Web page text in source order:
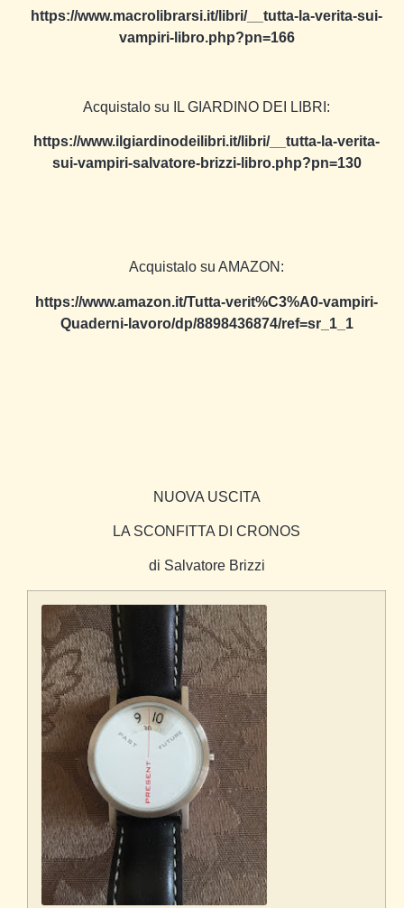
https://www.macrolibrarsi.it/libri/__tutta-la-verita-sui-
vampiri-libro.php?pn=166
Acquistalo su IL GIARDINO DEI LIBRI:
https://www.ilgiardinodeilibri.it/libri/__tutta-la-verita-
sui-vampiri-salvatore-brizzi-libro.php?pn=130
Acquistalo su AMAZON:
https://www.amazon.it/Tutta-verit%C3%A0-vampiri-
Quaderni-lavoro/dp/8898436874/ref=sr_1_1
NUOVA USCITA
LA SCONFITTA DI CRONOS
di Salvatore Brizzi